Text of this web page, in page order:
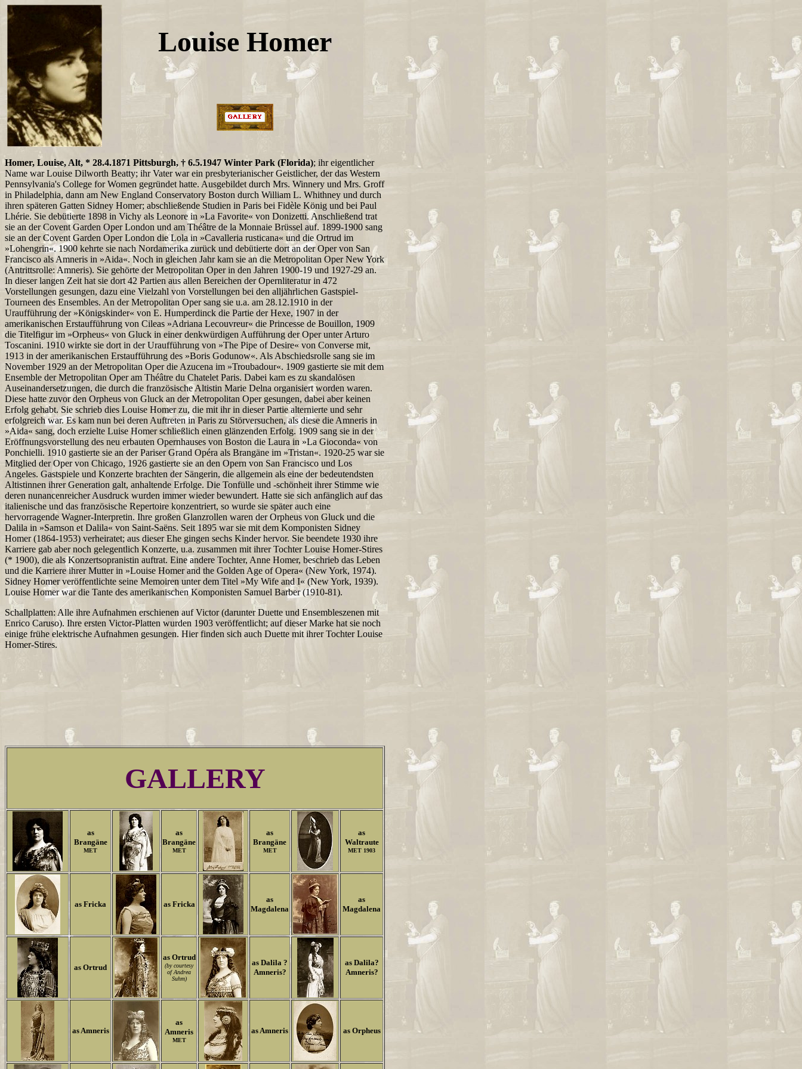
Louise Homer
Homer, Louise, Alt, * 28.4.1871 Pittsburgh, † 6.5.1947 Winter Park (Florida); ihr eigentlicher
Name war Louise Dilworth Beatty; ihr Vater war ein presbyterianischer Geistlicher, der das Western
Pennsylvania's College for Women gegründet hatte. Ausgebildet durch Mrs. Winnery und Mrs. Groff
in Philadelphia, dann am New England Conservatory Boston durch William L. Whithney und durch
ihren späteren Gatten Sidney Homer; abschließende Studien in Paris bei Fidèle König und bei Paul
Lhérie. Sie debütierte 1898 in Vichy als Leonore in »La Favorite« von Donizetti. Anschließend trat
sie an der Covent Garden Oper London und am Théâtre de la Monnaie Brüssel auf. 1899-1900 sang
sie an der Covent Garden Oper London die Lola in »Cavalleria rusticana« und die Ortrud im
»Lohengrin«. 1900 kehrte sie nach Nordamerika zurück und debütierte dort an der Oper von San
Francisco als Amneris in »Aida«. Noch in gleichen Jahr kam sie an die Metropolitan Oper New York
(Antrittsrolle: Amneris). Sie gehörte der Metropolitan Oper in den Jahren 1900-19 und 1927-29 an.
In dieser langen Zeit hat sie dort 42 Partien aus allen Bereichen der Opernliteratur in 472
Vorstellungen gesungen, dazu eine Vielzahl von Vorstellungen bei den alljährlichen Gastspiel-
Tourneen des Ensembles. An der Metropolitan Oper sang sie u.a. am 28.12.1910 in der
Uraufführung der »Königskinder« von E. Humperdinck die Partie der Hexe, 1907 in der
amerikanischen Erstaufführung von Cileas »Adriana Lecouvreur« die Princesse de Bouillon, 1909
die Titelfigur im »Orpheus« von Gluck in einer denkwürdigen Aufführung der Oper unter Arturo
Toscanini. 1910 wirkte sie dort in der Uraufführung von »The Pipe of Desire« von Converse mit,
1913 in der amerikanischen Erstaufführung des »Boris Godunow«. Als Abschiedsrolle sang sie im
November 1929 an der Metropolitan Oper die Azucena im »Troubadour«. 1909 gastierte sie mit dem
Ensemble der Metropolitan Oper am Théâtre du Chatelet Paris. Dabei kam es zu skandalösen
Auseinandersetzungen, die durch die französische Altistin Marie Delna organisiert worden waren.
Diese hatte zuvor den Orpheus von Gluck an der Metropolitan Oper gesungen, dabei aber keinen
Erfolg gehabt. Sie schrieb dies Louise Homer zu, die mit ihr in dieser Partie alternierte und sehr
erfolgreich war. Es kam nun bei deren Auftreten in Paris zu Störversuchen, als diese die Amneris in
»Aida« sang, doch erzielte Luise Homer schließlich einen glänzenden Erfolg. 1909 sang sie in der
Eröffnungsvorstellung des neu erbauten Opernhauses von Boston die Laura in »La Gioconda« von
Ponchielli. 1910 gastierte sie an der Pariser Grand Opéra als Brangäne im »Tristan«. 1920-25 war sie
Mitglied der Oper von Chicago, 1926 gastierte sie an den Opern von San Francisco und Los
Angeles. Gastspiele und Konzerte brachten der Sängerin, die allgemein als eine der bedeutendsten
Altistinnen ihrer Generation galt, anhaltende Erfolge. Die Tonfülle und -schönheit ihrer Stimme wie
deren nunancenreicher Ausdruck wurden immer wieder bewundert. Hatte sie sich anfänglich auf das
italienische und das französische Repertoire konzentriert, so wurde sie später auch eine
hervorragende Wagner-Interpretin. Ihre großen Glanzrollen waren der Orpheus von Gluck und die
Dalila in »Samson et Dalila« von Saint-Saëns. Seit 1895 war sie mit dem Komponisten Sidney
Homer (1864-1953) verheiratet; aus dieser Ehe gingen sechs Kinder hervor. Sie beendete 1930 ihre
Karriere gab aber noch gelegentlich Konzerte, u.a. zusammen mit ihrer Tochter Louise Homer-Stires
(* 1900), die als Konzertsopranistin auftrat. Eine andere Tochter, Anne Homer, beschrieb das Leben
und die Karriere ihrer Mutter in »Louise Homer and the Golden Age of Opera« (New York, 1974).
Sidney Homer veröffentlichte seine Memoiren unter dem Titel »My Wife and I« (New York, 1939).
Louise Homer war die Tante des amerikanischen Komponisten Samuel Barber (1910-81).
Schallplatten: Alle ihre Aufnahmen erschienen auf Victor (darunter Duette und Ensembleszenen mit
Enrico Caruso). Ihre ersten Victor-Platten wurden 1903 veröffentlicht; auf dieser Marke hat sie noch
einige frühe elektrische Aufnahmen gesungen. Hier finden sich auch Duette mit ihrer Tochter Louise
Homer-Stires.
GALLERY
as
Brangäne
MET
as
Brangäne
MET
as
Brangäne
MET
as
Waltraute
MET 1903
as Fricka as Fricka
as
Magdalena
as
Magdalena
as Ortrud
as Ortrud
(by courtesy
of Andrea
Suhm)
as Dalila ?
Amneris?
as Dalila?
Amneris?
as Amneris
as
Amneris
MET
as Amneris as Orpheus